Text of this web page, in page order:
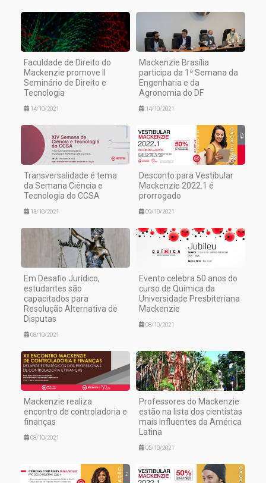
Faculdade de Direito do
Mackenzie promove II
Seminário de Direito e
Tecnologia
14/10/2021
Mackenzie Brasília
participa da 1ª Semana da
Engenharia e da
Agronomia do DF
14/10/2021
Transversalidade é tema
da Semana Ciência e
Tecnologia do CCSA
13/10/2021
Desconto para Vestibular
Mackenzie 2022.1 é
prorrogado
09/10/2021
Em Desafio Jurídico,
estudantes são
capacitados para
Resolução Alternativa de
Disputas
08/10/2021
Evento celebra 50 anos do
curso de Química da
Universidade Presbiteriana
Mackenzie
08/10/2021
Mackenzie realiza
encontro de controladoria e
finanças
08/10/2021
Professores do Mackenzie
estão na lista dos cientistas
mais influentes da América
Latina
05/10/2021